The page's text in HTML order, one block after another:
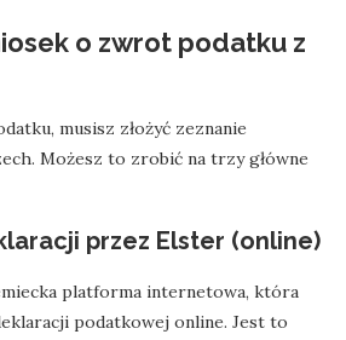
o zwrot podatku z
musisz złożyć zeznanie
Możesz to zrobić na trzy główne
przez Elster (online)
platforma internetowa, która
podatkowej online. Jest to